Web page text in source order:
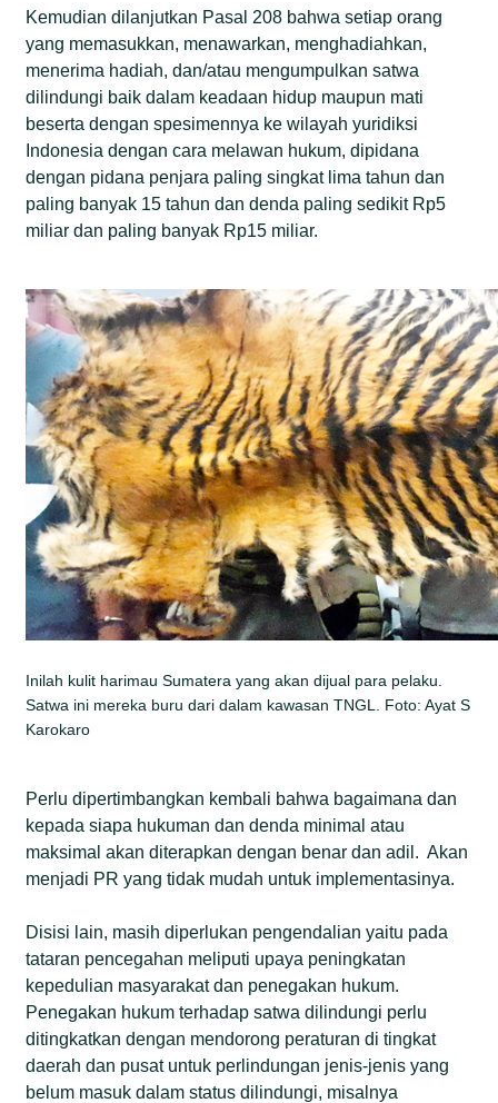
Kemudian dilanjutkan Pasal 208 bahwa setiap orang
yang memasukkan, menawarkan, menghadiahkan,
menerima hadiah, dan/atau mengumpulkan satwa
dilindungi baik dalam keadaan hidup maupun mati
beserta dengan spesimennya ke wilayah yuridiksi
Indonesia dengan cara melawan hukum, dipidana
dengan pidana penjara paling singkat lima tahun dan
paling banyak 15 tahun dan denda paling sedikit Rp5
miliar dan paling banyak Rp15 miliar.
Inilah kulit harimau Sumatera yang akan dijual para pelaku.
Satwa ini mereka buru dari dalam kawasan TNGL. Foto: Ayat S
Karokaro
Perlu dipertimbangkan kembali bahwa bagaimana dan
kepada siapa hukuman dan denda minimal atau
maksimal akan diterapkan dengan benar dan adil. Akan
menjadi PR yang tidak mudah untuk implementasinya.
Disisi lain, masih diperlukan pengendalian yaitu pada
tataran pencegahan meliputi upaya peningkatan
kepedulian masyarakat dan penegakan hukum.
Penegakan hukum terhadap satwa dilindungi perlu
ditingkatkan dengan mendorong peraturan di tingkat
daerah dan pusat untuk perlindungan jenis-jenis yang
belum masuk dalam status dilindungi, misalnya